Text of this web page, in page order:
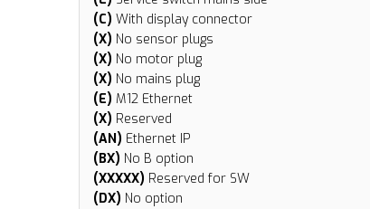
(C) With display connector
(X) No sensor plugs
(X) No motor plug
(X) No mains plug
(E) M12 Ethernet
(X) Reserved
(AN) Ethernet IP
(BX) No B option
(XXXXX) Reserved for SW
(DX) No option